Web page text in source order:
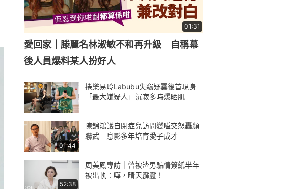
01:31
愛回家｜滕麗名林淑敏不和再升級 自稱幕
後人員爆料某人扮好人
捲樂易玲Labubu失竊疑雲後首現身
「最大嫌疑人」沉寂多時爆晒肌
01:44
陳錦鴻護自閉症兒訪問變嗌交怒轟顏
聯武 息影多年培育愛子成才
52:38
周美鳳專訪｜曾被渣男騙情簽紙半年
被出軌：嘩，晴天霹靂！